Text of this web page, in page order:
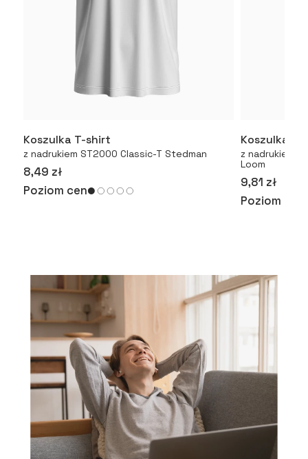
Koszulka T-shirt
z nadrukiem ST2000 Classic-T Stedman
8,49 zł
Poziom cen
Koszulka
z nadrukiem
Loom
9,81 zł
Poziom cen